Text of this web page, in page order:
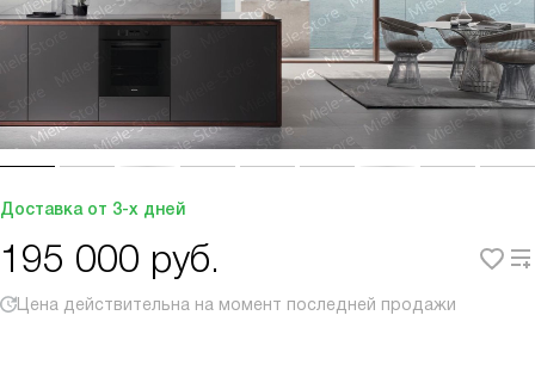
Доставка от 3-х дней
195 000 руб.
Цена действительна на момент последней продажи